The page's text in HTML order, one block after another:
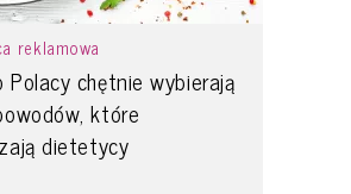
reklamowa
Polacy chętnie wybierają
które
dietetycy